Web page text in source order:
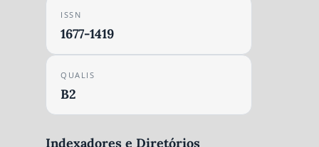
ISSN
1677-1419
QUALIS
B2
Indexadores e Diretórios